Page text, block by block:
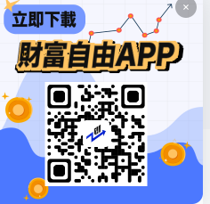
-34 -25
-30 58
站對投資人買賣不作任何建議或暗
評估風險。